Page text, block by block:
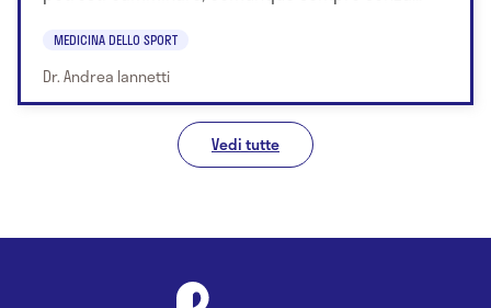
MEDICINA DELLO SPORT
Dr. Andrea Iannetti
Vedi tutte